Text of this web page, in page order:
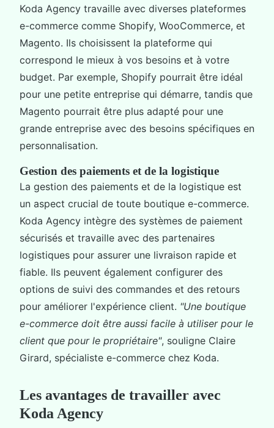
Koda Agency travaille avec diverses plateformes
e-commerce comme Shopify, WooCommerce, et
Magento. Ils choisissent la plateforme qui
correspond le mieux à vos besoins et à votre
budget. Par exemple, Shopify pourrait être idéal
pour une petite entreprise qui démarre, tandis que
Magento pourrait être plus adapté pour une
grande entreprise avec des besoins spécifiques en
personnalisation.
Gestion des paiements et de la logistique
La gestion des paiements et de la logistique est
un aspect crucial de toute boutique e-commerce.
Koda Agency intègre des systèmes de paiement
sécurisés et travaille avec des partenaires
logistiques pour assurer une livraison rapide et
fiable. Ils peuvent également configurer des
options de suivi des commandes et des retours
pour améliorer l'expérience client. "Une boutique
e-commerce doit être aussi facile à utiliser pour le
client que pour le propriétaire", souligne Claire
Girard, spécialiste e-commerce chez Koda.
Les avantages de travailler avec
Koda Agency